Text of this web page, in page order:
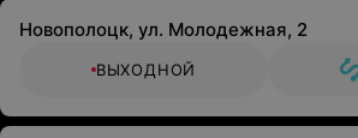
Новополоцк, ул. Молодежная, 2
ВЫХОДНОЙ